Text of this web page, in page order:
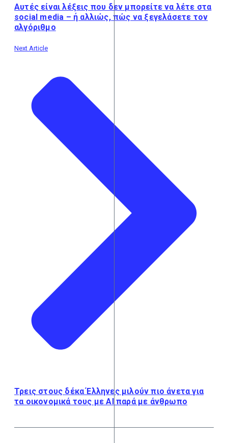
Αυτές είναι λέξεις που δεν μπορείτε να λέτε στα
social media – ή αλλιώς, πώς να ξεγελάσετε τον
αλγόριθμο
Next Article
Τρεις στους δέκα Έλληνες μιλούν πιο άνετα για
τα οικονομικά τους με AI παρά με άνθρωπο